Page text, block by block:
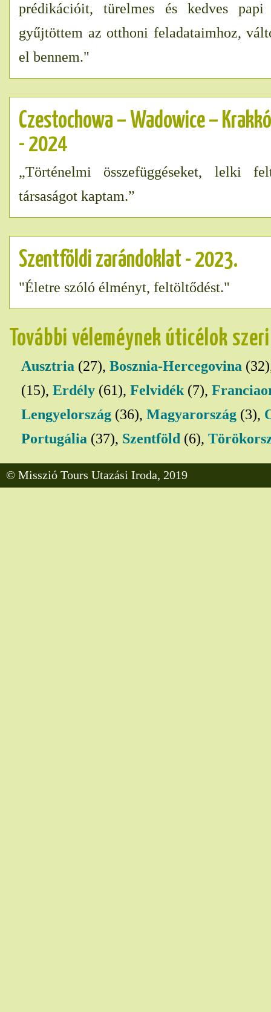
prédikációit, türelmes és kedves papi
gyűjtöttem az otthoni feladataimhoz,
el bennem."
Czestochowa – Wadowice –
- 2024
„Történelmi összefüggéseket, lelki
társaságot kaptam.”
Szentföldi zarándoklat - 2023.
"Életre szóló élményt, feltöltődést."
További véleméynek úticélok
Ausztria (27), Bosznia-Hercegovina
(15), Erdély (61), Felvidék (7),
Lengyelország (36), Magyarország (3),
Portugália (37), Szentföld (6),
© Misszió Tours Utazási Iroda, 2019